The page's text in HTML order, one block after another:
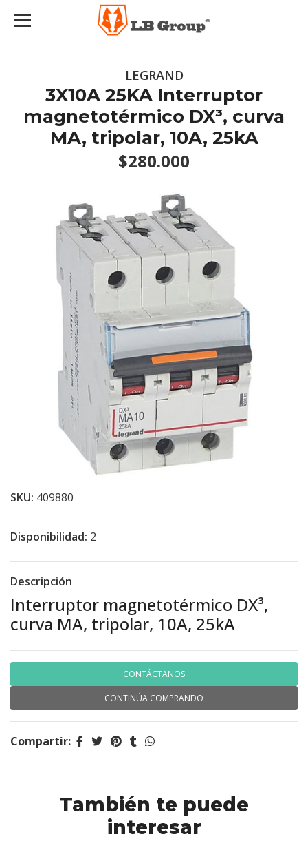
LEGRAND
3X10A 25KA Interruptor
magnetotérmico DX³, curva
MA, tripolar, 10A, 25kA
$280.000
SKU: 409880
Disponibilidad: 2
Descripción
Interruptor magnetotérmico DX³,
curva MA, tripolar, 10A, 25kA
CONTÁCTANOS
CONTINÚA COMPRANDO
Compartir:
También te puede
interesar